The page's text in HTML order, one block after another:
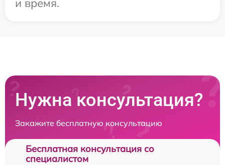
и время.
Нужна консультация?
Закажите бесплатную консультацию
Бесплатная консультация со
специалистом